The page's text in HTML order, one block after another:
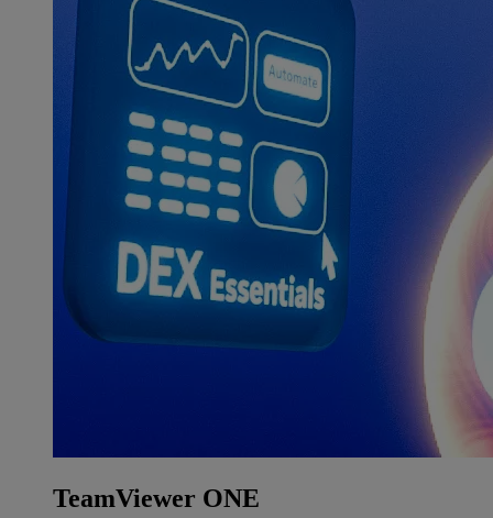
TeamViewer ONE